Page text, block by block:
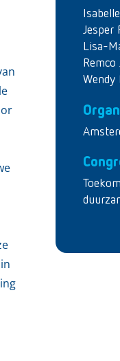
Jesper
Lisa-
Remco
Wendy